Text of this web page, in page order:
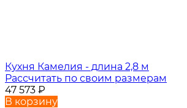
Кухня Камелия - длина 2,8 м
Рассчитать по своим размерам
47 573 ₽
В корзину